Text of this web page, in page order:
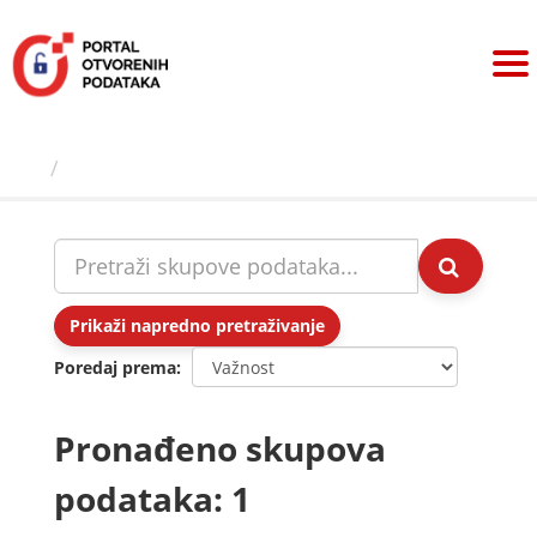
sadržaj
Prikaži napredno pretraživanje
Poredaj prema
Pronađeno skupova
podataka: 1